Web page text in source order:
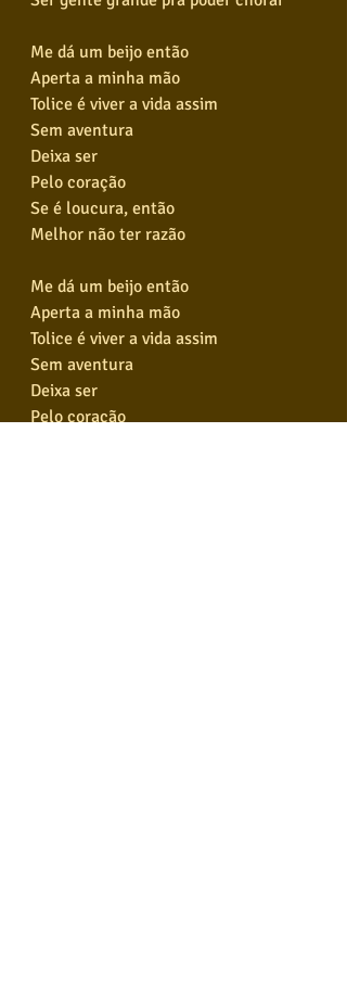
Me dá um beijo então
Aperta a minha mão
Tolice é viver a vida assim
Sem aventura
Deixa ser
Pelo coração
Se é loucura, então
Melhor não ter razão
Me dá um beijo então
Aperta a minha mão
Tolice é viver a vida assim
Sem aventura
Deixa ser
Pelo coração